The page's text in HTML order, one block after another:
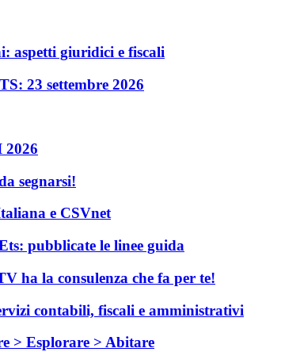
aspetti giuridici e fiscali
23 settembre 2026
segnarsi!
e CSVnet
pubblicate le linee guida
ha la consulenza che fa per te!
contabili, fiscali e amministrativi
> Esplorare > Abitare